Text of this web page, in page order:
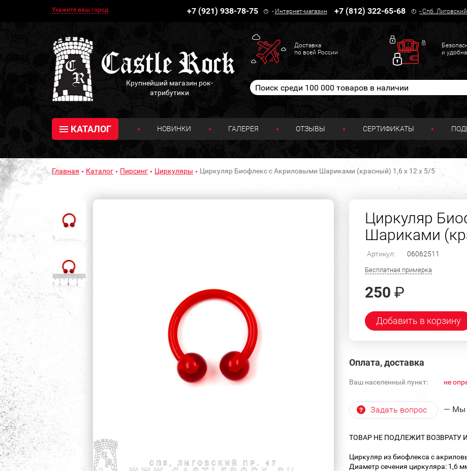
Укажите ваш город +7 (921) 938-78-75 - Интернет-магазин +7 (812) 322-65-68 -Спб.
Крупнейший магазин рок-
атрибутики
Доставка
по всей России
и
КАТАЛОГ НОВИНКИ ГАЛЕРЕЯ ОТЗЫВЫ СЕРТИФИКАТЫ
Главная Каталог Пирсинг Циркуляры Циркуляр Биофлекс с Акриловыми Шариками (красный) 1,6 х 12 х 5/5
Циркуляр
Шариками
Артикул: 06062511
Бесплатная примерка
250 ₽
Добавить в корзину
Оплата, доставка
Ваш населенный пункт: не
Задать вопрос — Мы
ТОВАР НЕ ПОДЛЕЖИТ ВОЗВРАТУ
Циркуляр из биофлекса с
Диаметр сечения циркуляра: 1,6